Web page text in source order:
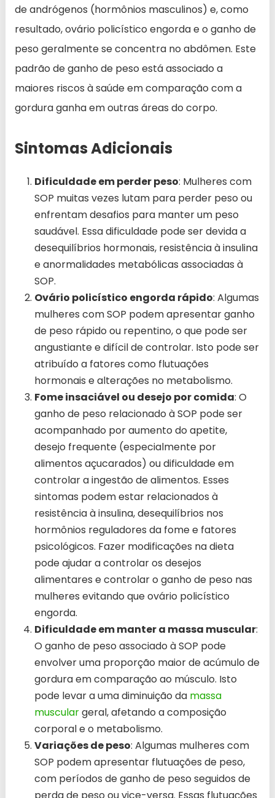
de andrógenos (hormônios masculinos) e, como
resultado, ovário policístico engorda e o ganho de
peso geralmente se concentra no abdômen. Este
padrão de ganho de peso está associado a
maiores riscos à saúde em comparação com a
gordura ganha em outras áreas do corpo.
Sintomas Adicionais
Dificuldade em perder peso: Mulheres com
SOP muitas vezes lutam para perder peso ou
enfrentam desafios para manter um peso
saudável. Essa dificuldade pode ser devida a
desequilíbrios hormonais, resistência à insulina
e anormalidades metabólicas associadas à
SOP.
Ovário policístico engorda rápido: Algumas
mulheres com SOP podem apresentar ganho
de peso rápido ou repentino, o que pode ser
angustiante e difícil de controlar. Isto pode ser
atribuído a fatores como flutuações
hormonais e alterações no metabolismo.
Fome insaciável ou desejo por comida: O
ganho de peso relacionado à SOP pode ser
acompanhado por aumento do apetite,
desejo frequente (especialmente por
alimentos açucarados) ou dificuldade em
controlar a ingestão de alimentos. Esses
sintomas podem estar relacionados à
resistência à insulina, desequilíbrios nos
hormônios reguladores da fome e fatores
psicológicos. Fazer modificações na dieta
pode ajudar a controlar os desejos
alimentares e controlar o ganho de peso nas
mulheres evitando que ovário policístico
engorda.
Dificuldade em manter a massa muscular:
O ganho de peso associado à SOP pode
envolver uma proporção maior de acúmulo de
gordura em comparação ao músculo. Isto
pode levar a uma diminuição da massa
musculargeral, afetando a composição
corporal e o metabolismo.
Variações de peso: Algumas mulheres com
SOP podem apresentar flutuações de peso,
com períodos de ganho de peso seguidos de
perda de peso ou vice-versa. Essas flutuações